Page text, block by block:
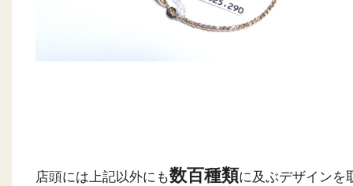
店頭には上記以外にも数百種類に及ぶデザインを